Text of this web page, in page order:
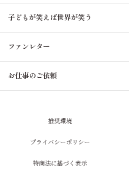
子どもが笑えば世界が笑う
ファンレター
お仕事のご依頼
推奨環境
プライバシーポリシー
特商法に基づく表示